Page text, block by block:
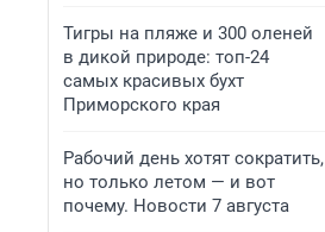
Тигры на пляже и 300 оленей
в дикой природе: топ-24
самых красивых бухт
Приморского края
Рабочий день хотят сократить,
но только летом — и вот
почему. Новости 7 августа